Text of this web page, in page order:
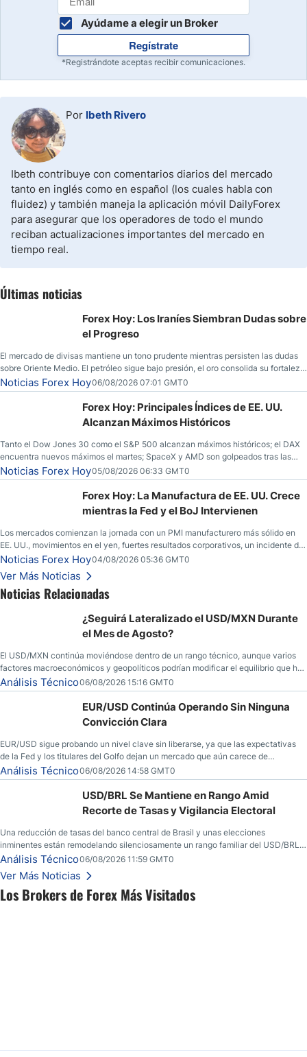
Ayúdame a elegir un Broker
Regístrate
*Registrándote aceptas recibir comunicaciones.
Por Ibeth Rivero
Ibeth contribuye con comentarios diarios del mercado
tanto en inglés como en español (los cuales habla con
fluidez) y también maneja la aplicación móvil DailyForex
para asegurar que los operadores de todo el mundo
reciban actualizaciones importantes del mercado en
tiempo real.
Los Brokers de Forex Más Visitados
Últimas noticias
Forex Hoy: Los Iraníes Siembran Dudas sobre
el Progreso
El mercado de divisas mantiene un tono prudente mientras persisten las dudas
sobre Oriente Medio. El petróleo sigue bajo presión, el oro consolida su fortaleza
y los operadores esperan nuevas referencias económicas desde Estados
Unidos.
Noticias Forex Hoy06/08/2026 07:01 GMT0
Forex Hoy: Principales Índices de EE. UU.
Alcanzan Máximos Históricos
Tanto el Dow Jones 30 como el S&P 500 alcanzan máximos históricos; el DAX
encuentra nuevos máximos el martes; SpaceX y AMD son golpeados tras las
llamadas de ganancias; el petróleo crudo cae por debajo de los $80 con nuevas
esperanzas; el dólar estadounidense continúa intentando estabilizarse frente al
yen; el peso mexicano ve un repunte a medida que las tasas caen en EE. UU.
Noticias Forex Hoy05/08/2026 06:33 GMT0
Forex Hoy: La Manufactura de EE. UU. Crece
mientras la Fed y el BoJ Intervienen
Los mercados comienzan la jornada con un PMI manufacturero más sólido en
EE. UU., movimientos en el yen, fuertes resultados corporativos, un incidente de
seguridad en Bitcoin y nuevas señales desde el mercado del petróleo.
Noticias Forex Hoy04/08/2026 05:36 GMT0
Ver Más Noticias
Noticias Relacionadas
¿Seguirá Lateralizado el USD/MXN Durante
el Mes de Agosto?
El USD/MXN continúa moviéndose dentro de un rango técnico, aunque varios
factores macroeconómicos y geopolíticos podrían modificar el equilibrio que ha
dominado al mercado en las últimas semanas.
Análisis Técnico06/08/2026 15:16 GMT0
EUR/USD Continúa Operando Sin Ninguna
Convicción Clara
EUR/USD sigue probando un nivel clave sin liberarse, ya que las expectativas
de la Fed y los titulares del Golfo dejan un mercado que aún carece de
convicción real.
Análisis Técnico06/08/2026 14:58 GMT0
USD/BRL Se Mantiene en Rango Amid
Recorte de Tasas y Vigilancia Electoral
Una reducción de tasas del banco central de Brasil y unas elecciones
inminentes están remodelando silenciosamente un rango familiar del USD/BRL.
Una reducción de tasas por parte del banco central de Brasil y unas elecciones
inminentes están remodelando silenciosamente un rango familiar del USD/BRL.
Esto es lo que los traders están observando a continuación.
Análisis Técnico06/08/2026 11:59 GMT0
Ver Más Noticias